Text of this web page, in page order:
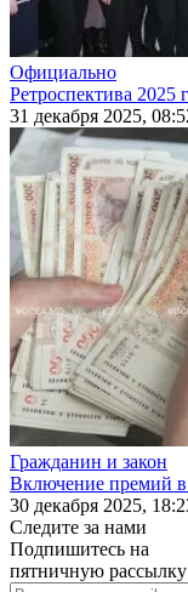
Официально
Ретроспектива 2025
31 декабря 2025,
Гражданин и закон
Включение премий в
30 декабря 2025,
Следите за нами
Подпишитесь на
пятничную рассылку